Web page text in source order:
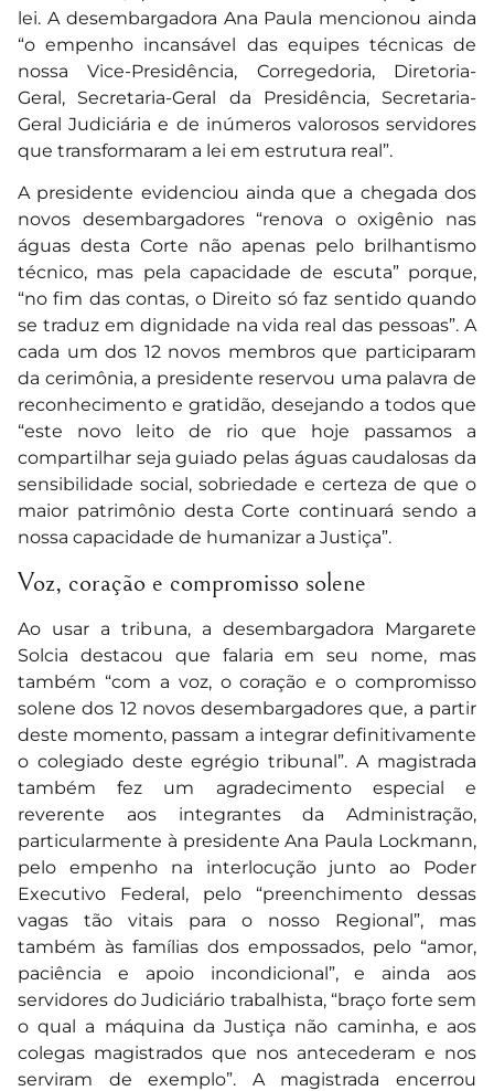
lei. A desembargadora Ana Paula mencionou ainda
“o empenho incansável das equipes técnicas de
nossa Vice-Presidência, Corregedoria, Diretoria-
Geral, Secretaria-Geral da Presidência, Secretaria-
Geral Judiciária e de inúmeros valorosos servidores
que transformaram a lei em estrutura real”.
A presidente evidenciou ainda que a chegada dos
novos desembargadores “renova o oxigênio nas
águas desta Corte não apenas pelo brilhantismo
técnico, mas pela capacidade de escuta” porque,
“no fim das contas, o Direito só faz sentido quando
se traduz em dignidade na vida real das pessoas”. A
cada um dos 12 novos membros que participaram
da cerimônia, a presidente reservou uma palavra de
reconhecimento e gratidão, desejando a todos que
“este novo leito de rio que hoje passamos a
compartilhar seja guiado pelas águas caudalosas da
sensibilidade social, sobriedade e certeza de que o
maior patrimônio desta Corte continuará sendo a
nossa capacidade de humanizar a Justiça”.
Voz, coração e compromisso solene
Ao usar a tribuna, a desembargadora Margarete
Solcia destacou que falaria em seu nome, mas
também “com a voz, o coração e o compromisso
solene dos 12 novos desembargadores que, a partir
deste momento, passam a integrar definitivamente
o colegiado deste egrégio tribunal”. A magistrada
também fez um agradecimento especial e
reverente aos integrantes da Administração,
particularmente à presidente Ana Paula Lockmann,
pelo empenho na interlocução junto ao Poder
Executivo Federal, pelo “preenchimento dessas
vagas tão vitais para o nosso Regional”, mas
também às famílias dos empossados, pelo “amor,
paciência e apoio incondicional”, e ainda aos
servidores do Judiciário trabalhista, “braço forte sem
o qual a máquina da Justiça não caminha, e aos
colegas magistrados que nos antecederam e nos
serviram de exemplo”. A magistrada encerrou